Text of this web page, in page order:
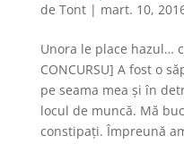
de Tont| mart. 10,
Unora le place hazul…
CONCURSU] A fost o
pe seama mea și în
locul de muncă. Mă
constipați. Împreună